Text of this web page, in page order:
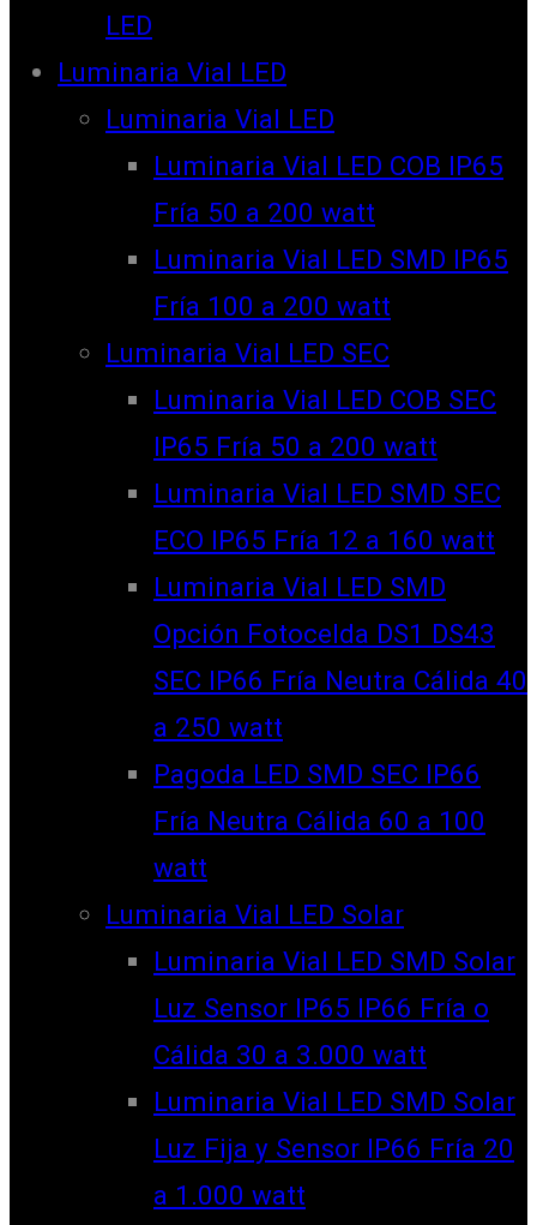
LED
Luminaria Vial LED
Luminaria Vial LED
Luminaria Vial LED COB IP65
Fría 50 a 200 watt
Luminaria Vial LED SMD IP65
Fría 100 a 200 watt
Luminaria Vial LED SEC
Luminaria Vial LED COB SEC
IP65 Fría 50 a 200 watt
Luminaria Vial LED SMD SEC
ECO IP65 Fría 12 a 160 watt
Luminaria Vial LED SMD
Opción Fotocelda DS1 DS43
SEC IP66 Fría Neutra Cálida 40
a 250 watt
Pagoda LED SMD SEC IP66
Fría Neutra Cálida 60 a 100
watt
Luminaria Vial LED Solar
Luminaria Vial LED SMD Solar
Luz Sensor IP65 IP66 Fría o
Cálida 30 a 3.000 watt
Luminaria Vial LED SMD Solar
Luz Fija y Sensor IP66 Fría 20
a 1.000 watt